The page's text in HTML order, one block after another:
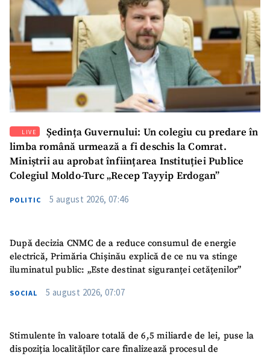
LIVE
Ședința Guvernului: Un colegiu cu predare în
limba română urmează a fi deschis la Comrat.
Miniștrii au aprobat înființarea Instituției Publice
Colegiul Moldo-Turc „Recep Tayyip Erdogan”
POLITIC 5 august 2026, 07:46
După decizia CNMC de a reduce consumul de energie
electrică, Primăria Chișinău explică de ce nu va stinge
iluminatul public: „Este destinat siguranței cetățenilor”
SOCIAL 5 august 2026, 07:07
Stimulente în valoare totală de 6,5 miliarde de lei, puse la
dispoziția localităților care finalizează procesul de